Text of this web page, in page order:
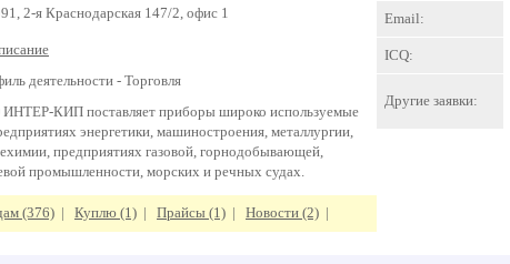
2-я Краснодарская 147/2, офис 1
деятельности -Торговля
КИП поставляет приборы широко используемые
энергетики, машиностроения, металлургии,
предприятиях газовой, горнодобывающей,
промышленности, морских и речных судах.
(376) | Куплю (1) | Прайсы (1) | Новости (2) |
Email:
ICQ:
Другие заявки: